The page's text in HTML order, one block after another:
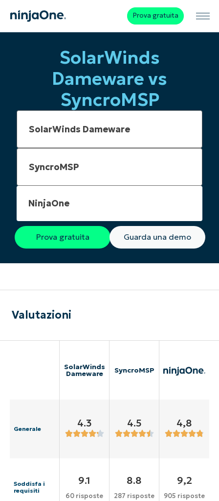
Prova gratuita
SolarWinds
Dameware vs
SyncroMSP
NinjaOne
Prova gratuita Guarda una demo
Valutazioni
SolarWinds
Dameware SyncroMSP
Generale 4.3 4.5 4,8
Soddisfa i
requisiti
9.1
60 risposte
8.8
287 risposte
9,2
905 risposte